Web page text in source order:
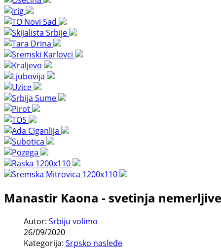
Manastir Kaona - svetinja
Autor: Srbiju volimo
26/09/2020
Kategorija: Srpsko nasleđe